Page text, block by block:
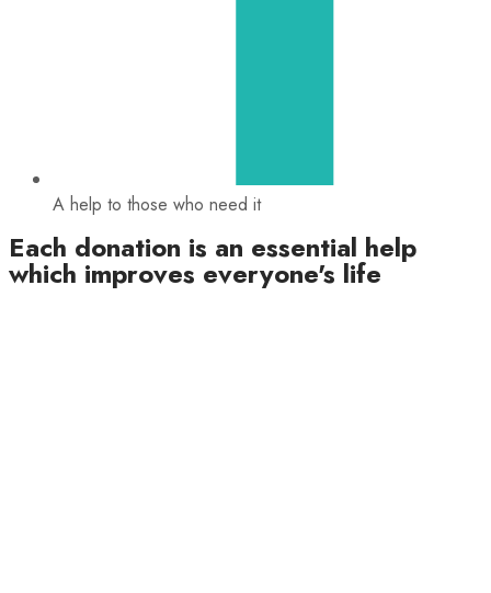
A help to those who need it
Each donation is an essential help
which improves everyone's life